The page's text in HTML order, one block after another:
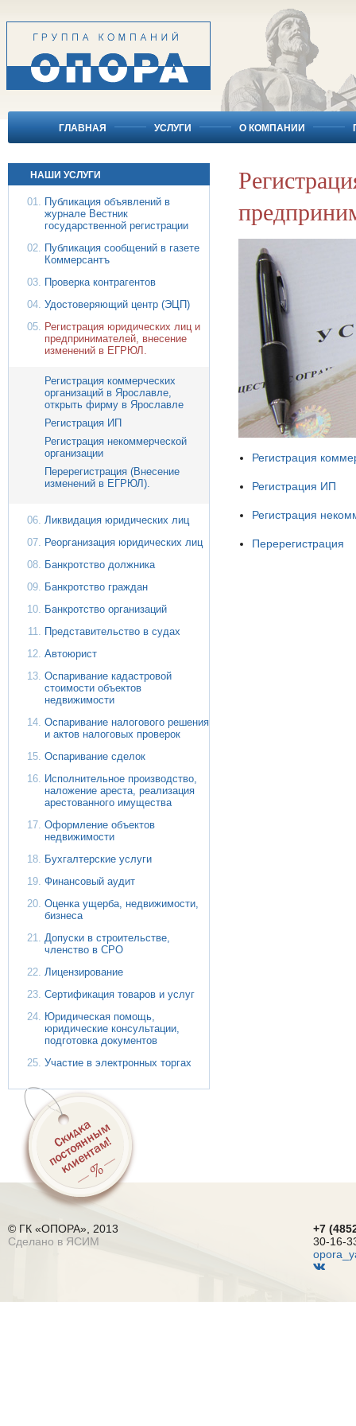
ГЛАВНАЯ УСЛУГИ О КОМПАНИИ
НАШИ УСЛУГИ
Публикация объявлений в
журнале Вестник
государственной регистрации
Публикация сообщений в газете
Коммерсантъ
Проверка контрагентов
Удостоверяющий центр (ЭЦП)
Регистрация юридических лиц и
предпринимателей, внесение
изменений в ЕГРЮЛ.
Регистрация коммерческих
организаций в Ярославле,
открыть фирму в Ярославле
Регистрация ИП
Регистрация некоммерческой
организации
Перерегистрация (Внесение
изменений в ЕГРЮЛ).
Ликвидация юридических лиц
Реорганизация юридических лиц
Банкротство должника
Банкротство граждан
Банкротство организаций
Представительство в судах
Автоюрист
Оспаривание кадастровой
стоимости объектов
недвижимости
Оспаривание налогового решения
и актов налоговых проверок
Оспаривание сделок
Исполнительное производство,
наложение ареста, реализация
арестованного имущества
Оформление объектов
недвижимости
Бухгалтерские услуги
Финансовый аудит
Оценка ущерба, недвижимости,
бизнеса
Допуски в строительстве,
членство в СРО
Лицензирование
Сертификация товаров и услуг
Юридическая помощь,
юридические консультации,
подготовка документов
Участие в электронных торгах
Регистрация
Регистрация ИП
Регистрация
Перерегистрация
© ГК «ОПОРА», 2013
Сделано в ЯСИМ
+7
30-16-